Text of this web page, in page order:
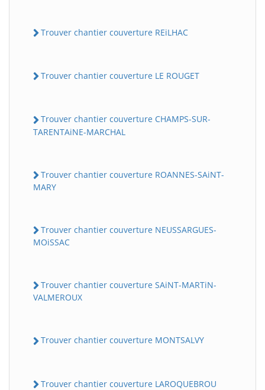
Trouver chantier couverture REiLHAC
Trouver chantier couverture LE ROUGET
Trouver chantier couverture CHAMPS-SUR-
TARENTAiNE-MARCHAL
Trouver chantier couverture ROANNES-SAiNT-
MARY
Trouver chantier couverture NEUSSARGUES-
MOiSSAC
Trouver chantier couverture SAiNT-MARTiN-
VALMEROUX
Trouver chantier couverture MONTSALVY
Trouver chantier couverture LAROQUEBROU